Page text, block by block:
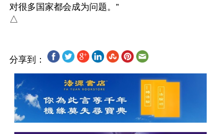
对很多国家都会成为问题。”
分享到：